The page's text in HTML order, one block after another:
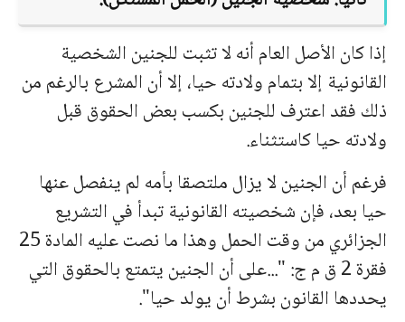
إذا كان الأصل العام أنه لا تثبت للجنین الشخصیة
القانونیة إلا بتمام ولادته حیا، إلا أن المشرع بالرغم من
ذلك فقد اعترف للجنین بكسب بعض الحقوق قبل
ولادته حیا كاستثناء.
فرغم أن الجنین لا یزال ملتصقا بأمه لم ینفصل عنها
حیا بعد، فإن شخصیته القانونیة تبدأ في التشریع
الجزائري من وقت الحمل وهذا ما نصت علیه المادة 25
فقرة 2 ق م ج: "...على أن الجنین یتمتع بالحقوق التي
یحددها القانون بشرط أن یولد حیا".